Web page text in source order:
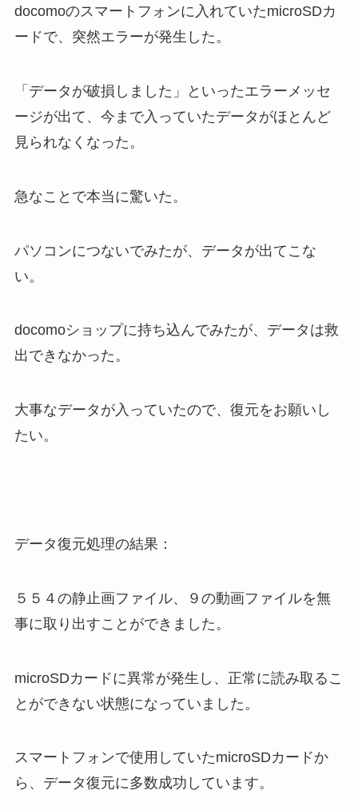
docomoのスマートフォンに入れていたmicroSDカ
ードで、突然エラーが発生した。
「データが破損しました」といったエラーメッセ
ージが出て、今まで入っていたデータがほとんど
見られなくなった。
急なことで本当に驚いた。
パソコンにつないでみたが、データが出てこな
い。
docomoショップに持ち込んでみたが、データは救
出できなかった。
大事なデータが入っていたので、復元をお願いし
たい。
データ復元処理の結果：
５５４の静止画ファイル、９の動画ファイルを無
事に取り出すことができました。
microSDカードに異常が発生し、正常に読み取るこ
とができない状態になっていました。
スマートフォンで使用していたmicroSDカードか
ら、データ復元に多数成功しています。